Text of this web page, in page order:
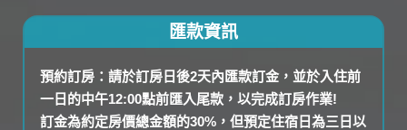
匯款資訊
預約訂房：請於訂房日後2天內匯款訂金，並於入住前
一日的中午12:00點前匯入尾款，以完成訂房作業!
訂金為約定房價總金額的30%，但預定住宿日為三日以